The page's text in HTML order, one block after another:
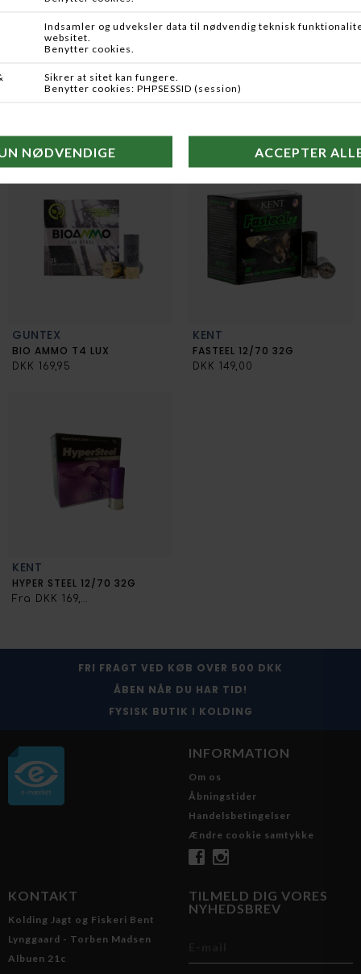
DKK 179,95 DKK 399,00
GUNTEX
BIO AMMO T4 LUX
DKK 169,95
KENT
FASTEEL 12/70 32G
DKK 149,00
KENT
HYPER STEEL 12/70 32G
Fra DKK 169,00
FRI FRAGT VED KØB OVER 500 DKK
ÅBEN NÅR DU HAR TID!
FYSISK BUTIK I KOLDING
INFORMATION
Om os
Åbningstider
Handelsbetingelser
Ændre cookie samtykke
KONTAKT
Kolding Jagt og Fiskeri Bent
Lynggaard - Torben Madsen
Albuen 21c
TILMELD DIG VORES
NYHEDSBREV